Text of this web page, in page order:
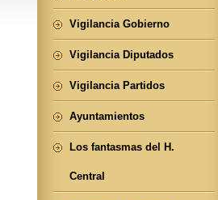
Vigilancia Gobierno
Vigilancia Diputados
Vigilancia Partidos
Ayuntamientos
Los fantasmas del H.
Central